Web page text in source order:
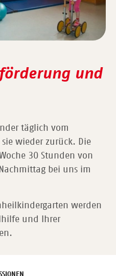
und
täglich vom
wieder zurück. Die
30 Stunden von
bei uns im
werden
und Ihrer